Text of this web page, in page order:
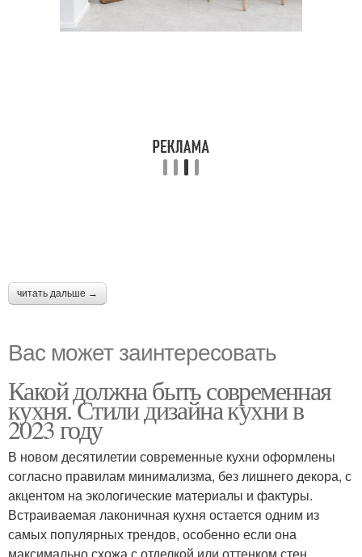
читать дальше →
Вас может заинтересовать
Какой должна быть современная
кухня. Стили дизайна кухни в
2023 году
В новом десятилетии современные кухни оформлены
согласно правилам минимализма, без лишнего декора, с
акцентом на экологические материалы и фактуры.
Встраиваемая лаконичная кухня остается одним из
самых популярных трендов, особенно если она
максимально схожа с отделкой или оттенком стен.